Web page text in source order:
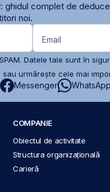
complet de
noi.
Email
Datele tale sunt în
sau urmărește cele mai
Messenger WhatsApp
COMPANIE
Obiectul de activitate
Structura organizațională
Carieră